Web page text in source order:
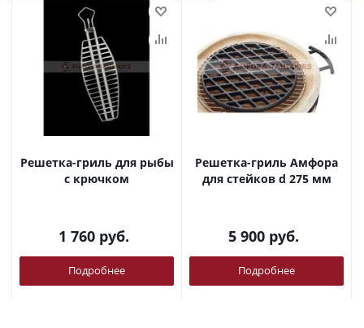
Решетка-гриль для рыбы
с крючком
1 760 руб.
Подробнее
Решетка-гриль Амфора
для стейков d 275 мм
5 900 руб.
Подробнее